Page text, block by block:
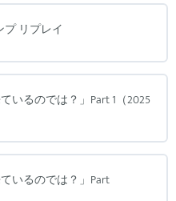
プ リプレイ
いるのでは？」Part 1（2025
いるのでは？」Part